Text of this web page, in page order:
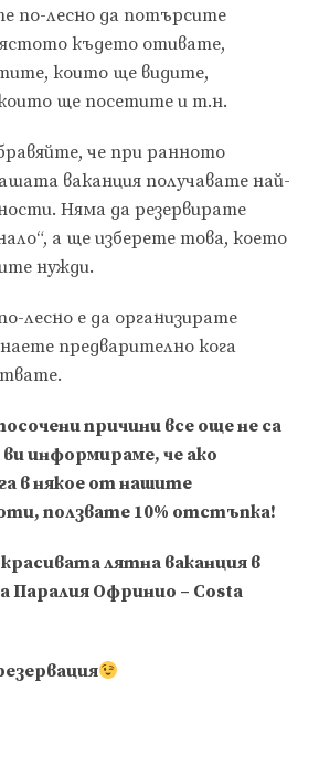
по-лесно да потърсите
където отивате,
които ще видите,
ще посетите и т.н.
че при ранното
ваканция получавате най-
Няма да резервирате
а ще изберете това, което
нужди.
лесно е да организирате
предварително кога
причини все още не са
ви информираме, че ако
в някое от нашите
, ползвате 10% отстъпка!
лятна ваканция в
Паралия Офринио – Costa